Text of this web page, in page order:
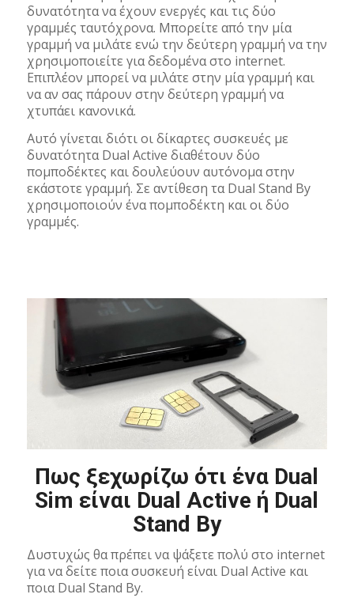
δυνατότητα να έχουν ενεργές και τις δύο
γραμμές ταυτόχρονα. Μπορείτε από την μία
γραμμή να μιλάτε ενώ την δεύτερη γραμμή να την
χρησιμοποιείτε για δεδομένα στο internet.
Επιπλέον μπορεί να μιλάτε στην μία γραμμή και
να αν σας πάρουν στην δεύτερη γραμμή να
χτυπάει κανονικά.
Αυτό γίνεται διότι οι δίκαρτες συσκευές με
δυνατότητα Dual Active διαθέτουν δύο
πομποδέκτες και δουλεύουν αυτόνομα στην
εκάστοτε γραμμή. Σε αντίθεση τα Dual Stand By
χρησιμοποιούν ένα πομποδέκτη και οι δύο
γραμμές.
Πως ξεχωρίζω ότι ένα Dual
Sim είναι Dual Active ή Dual
Stand By
Δυστυχώς θα πρέπει να ψάξετε πολύ στο internet
για να δείτε ποια συσκευή είναι Dual Active και
ποια Dual Stand By.